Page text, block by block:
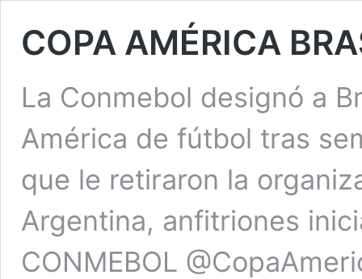
COPA AMÉRICA
La Conmebol designó a
América de fútbol tras
que le retiraron la
Argentina, anfitriones
CONMEBOL